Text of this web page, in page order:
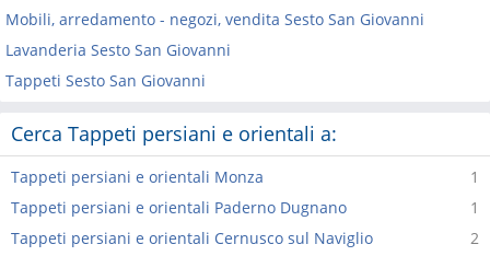
Mobili, arredamento - negozi, vendita Sesto San Giovanni
Lavanderia Sesto San Giovanni
Tappeti Sesto San Giovanni
Cerca Tappeti persiani e orientali a:
1
Tappeti persiani e orientali Monza
1
Tappeti persiani e orientali Paderno Dugnano
2
Tappeti persiani e orientali Cernusco sul Naviglio